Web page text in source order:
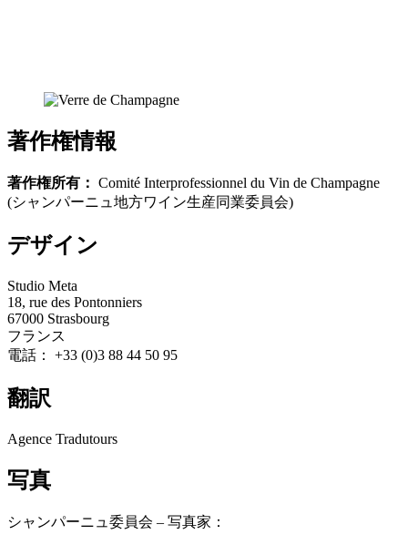
著作権情報
著作権所有： Comité Interprofessionnel du Vin de Champagne
(シャンパーニュ地方ワイン生産同業委員会)
デザイン
Studio Meta
18, rue des Pontonniers
67000 Strasbourg
フランス
電話： +33 (0)3 88 44 50 95
翻訳
Agence Tradutours
写真
シャンパーニュ委員会 – 写真家：